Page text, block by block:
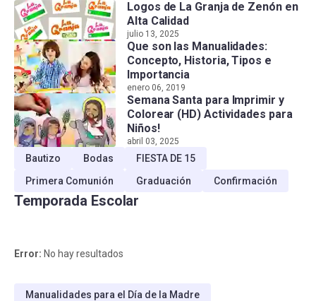
Logos de La Granja de Zenón en
Alta Calidad
julio 13, 2025
Que son las Manualidades:
Concepto, Historia, Tipos e
Importancia
enero 06, 2019
Semana Santa para Imprimir y
Colorear (HD) Actividades para
Niños!
abril 03, 2025
Bautizo Bodas
FIESTA DE 15
Primera Comunión
Graduación Confirmación
Temporada Escolar
Error: No hay resultados
Manualidades para el Día de la Madre